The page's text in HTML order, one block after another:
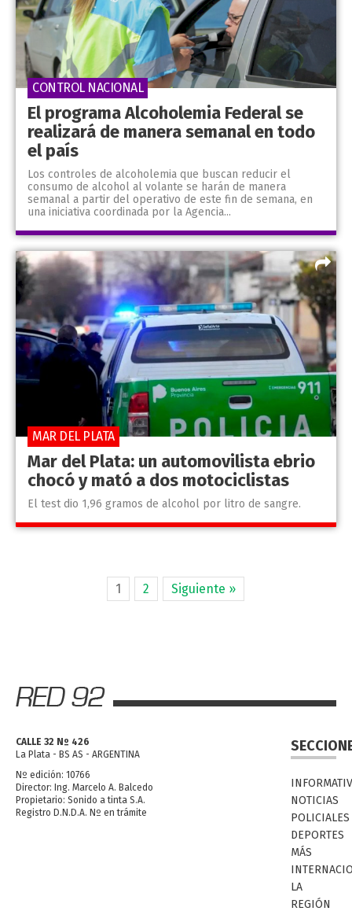
El programa Alcoholemia Federal se
realizará de manera semanal en todo
el país
Los controles de alcoholemia que buscan reducir el
consumo de alcohol al volante se harán de manera
semanal a partir del operativo de este fin de semana, en
una iniciativa coordinada por la Agencia...
CONTROL NACIONAL
Mar del Plata: un automovilista ebrio
chocó y mató a dos motociclistas
El test dio 1,96 gramos de alcohol por litro de sangre.
MAR DEL PLATA
1 2 Siguiente »
CALLE 32 Nº 426
La Plata - BS AS - ARGENTINA
Nº edición: 10766
Director: Ing. Marcelo A. Balcedo
Propietario: Sonido a tinta S.A.
Registro D.N.D.A. Nº en trámite
NOTICIAS
POLICIALES
DEPORTES
MÁS
LA
REGIÓN